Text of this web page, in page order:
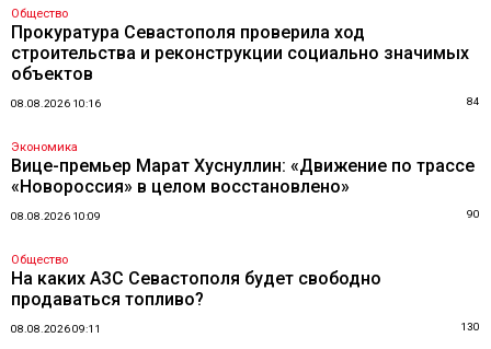
Общество
Прокуратура Севастополя проверила ход
строительства и реконструкции социально значимых
объектов
08.08.2026 10:16 84
Экономика
Вице-премьер Марат Хуснуллин: «Движение по трассе
«Новороссия» в целом восстановлено»
08.08.2026 10:09 90
Общество
На каких АЗС Севастополя будет свободно
продаваться топливо?
08.08.2026 09:11 130